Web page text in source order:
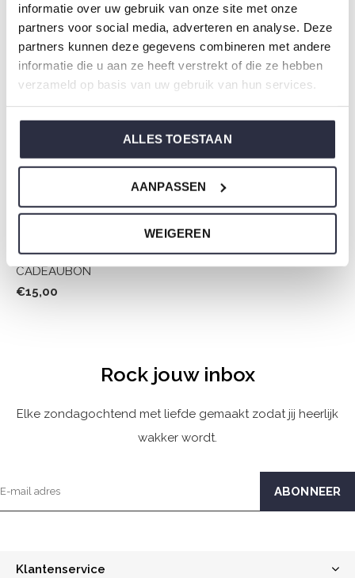
informatie over uw gebruik van onze site met onze
partners voor social media, adverteren en analyse. Deze
partners kunnen deze gegevens combineren met andere
informatie die u aan ze heeft verstrekt of die ze hebben
verzameld op basis van uw gebruik van hun services.
ALLES TOESTAAN
AANPASSEN
WEIGEREN
Om niet te vergeten
CADEAUBON
€15,00
Rock jouw inbox
Elke zondagochtend met liefde gemaakt zodat jij heerlijk
wakker wordt.
Klantenservice